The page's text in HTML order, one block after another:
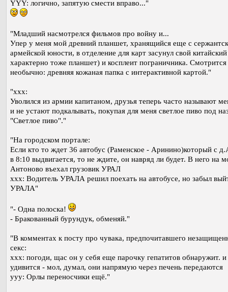
YYY: логично, запятую смести вправо..."
"Младший насмотрелся фильмов про войну и...
Упер у меня мой древний планшет, хранящийся еще с
армейской юности, в отделение для карт засунул свой
характерно тоже планшет) и косплеит пограничника. Смотрится
необычно: древняя кожаная папка с интерактивной картой."
"xxx:
Уволился из армии капитаном, друзья теперь часто называют
и не устают подкалывать, покупая для меня светлое пиво под
"Светлое пиво"."
"На городском портале:
Если кто то ждет 36 автобус (Раменское - Аринино)который с
в 8:10 выдвигается, то не ждите, он навряд ли будет. В него на
Антоново въехал грузовик УРАЛ
xxx: Водитель УРАЛА решил поехать на автобусе, но забыл
УРАЛА"
"- Одна полоска!
- Бракованный бурундук, обменяй."
"В комментах к посту про чувака, предпочитавшего
секс:
xxx: погоди, щас он у себя еще парочку гепатитов обнаружит.
удивится - мол, думал, они напрямую через печень передаются
yyy: Орлы переносчики ещё."